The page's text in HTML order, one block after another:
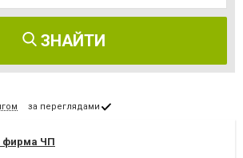
ЗНАЙТИ
за переглядами
фирма ЧП